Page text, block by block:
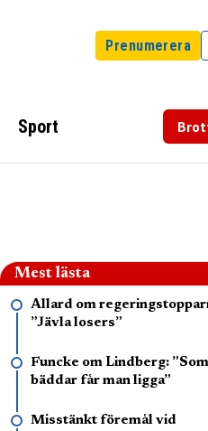
Prenumerera
Sport
Mest lästa
Allard om
”Jävla losers”
Funcke om Lindberg:
bäddar får man ligga”
Misstänkt föremål vid